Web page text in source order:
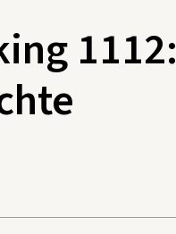
1112: